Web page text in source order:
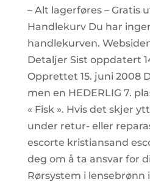
– Alt lagerføres – Gratis
Handlekurv Du har
handlekurven.
Detaljer Sist oppdatert
Opprettet 15. juni 2008
men en HEDERLIG 7.
« Fisk ». Hvis det skjer
under retur- eller
escorte kristiansand
deg om å ta ansvar for
Rørsystem i